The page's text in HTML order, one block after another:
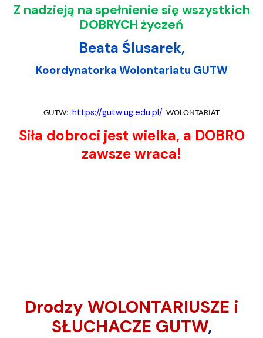
Z nadzieją na spełnienie się wszystkich
DOBRYCH życzeń
Beata Ślusarek,
Koordynatorka Wolontariatu GUTW
GUTW: https://gutw.ug.edu.pl/ WOLONTARIAT
Siła dobroci jest wielka, a DOBRO
zawsze wraca!
Drodzy WOLONTARIUSZE i
SŁUCHACZE GUTW,